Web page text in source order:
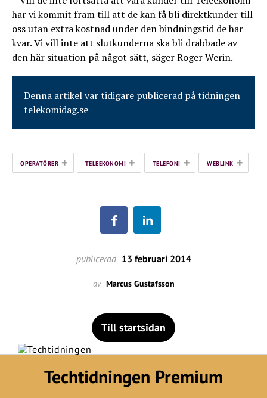
har vi kommit fram till att de kan få bli direktkunder till
oss utan extra kostnad under den bindningstid de har
kvar. Vi vill inte att slutkunderna ska bli drabbade av
den här situation på något sätt, säger Roger Werin.
Denna artikel var tidigare publicerad på tidningen
telekomidag.se
OPERATÖRER + TELEEKONOMI + TELEFONI + WEBLINK +
publicerad 13 februari 2014
av Marcus Gustafsson
Till startsidan
Techtidningen Premium